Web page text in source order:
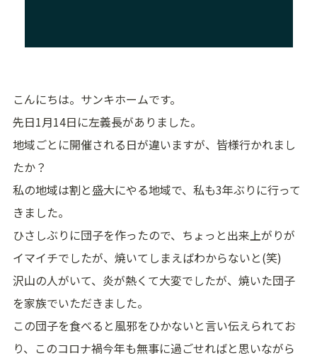
こんにちは。サンキホームです。
先日1月14日に左義長がありました。
地域ごとに開催される日が違いますが、皆様行かれまし
たか？
私の地域は割と盛大にやる地域で、私も3年ぶりに行って
きました。
ひさしぶりに団子を作ったので、ちょっと出来上がりが
イマイチでしたが、焼いてしまえばわからないと(笑)
沢山の人がいて、炎が熱くて大変でしたが、焼いた団子
を家族でいただきました。
この団子を食べると風邪をひかないと言い伝えられてお
り、このコロナ禍今年も無事に過ごせればと思いながら